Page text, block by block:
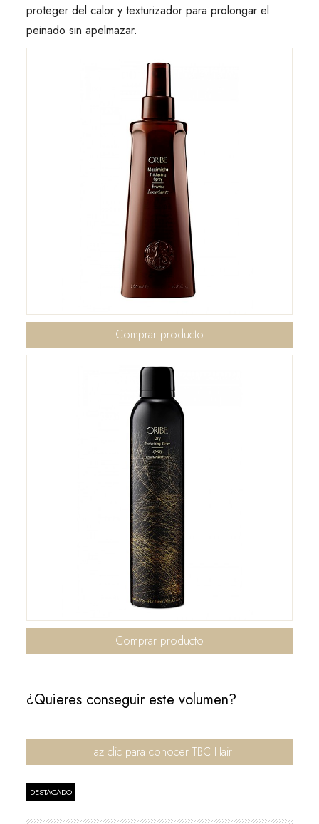
proteger del calor y texturizador para prolongar el
peinado sin apelmazar.
Comprar producto
Comprar producto
¿Quieres conseguir este volumen?
Haz clic para conocer TBC Hair
DESTACADO